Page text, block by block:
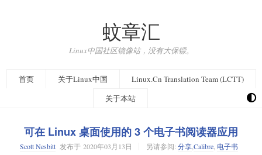
蚊章汇
Linux中国社区镜像站，没有大保镖。
首页 关于Linux中国
Linux.Cn Translation Team (LCTT)
关于本站
可在 Linux 桌面使用的 3 个电子书阅读器应用
Scott Nesbitt发布于 2020年03月13日 另请参阅: 分享,Calibre, 电子书